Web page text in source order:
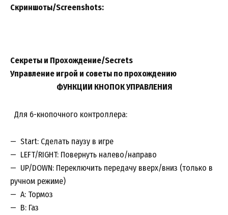
Скриншоты/Screenshots:
Секреты и Прохождение/Secrets
Управление игрой и советы по прохождению
ФУНКЦИИ КНОПОК УПРАВЛЕНИЯ
Для 6-кнопочного контроллера:
— Start: Сделать паузу в игре
— LEFT/RIGHT: Повернуть налево/направо
— UP/DOWN: Переключить передачу вверх/вниз (только в
ручном режиме)
— A: Тормоз
— B: Газ